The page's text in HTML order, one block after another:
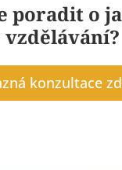
poradit o
vzdělávání?
konzultace